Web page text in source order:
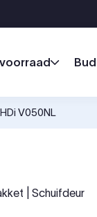
V050NL
| Schuifdeur